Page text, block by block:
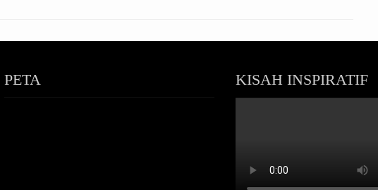
PETA KISAH INSPIRATIF